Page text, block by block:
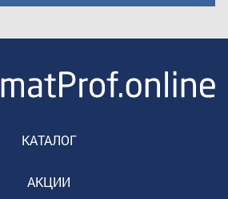
КАТАЛОГ
АКЦИИ